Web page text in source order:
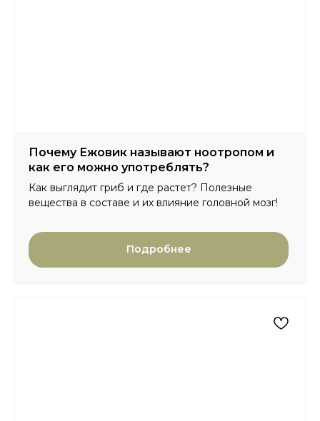
Почему Ежовик называют ноотропом и
как его можно употреблять?
Как выглядит гриб и где растет? Полезные
вещества в составе и их влияние головной мозг!
Подробнее